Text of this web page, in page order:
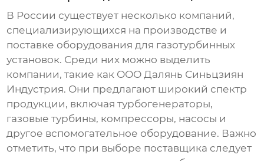
В России существует несколько компаний,
специализирующихся на производстве и
поставке оборудования для газотурбинных
установок. Среди них можно выделить
компании, такие как ООО Далянь Синьцзиян
Индустрия. Они предлагают широкий спектр
продукции, включая турбогенераторы,
газовые турбины, компрессоры, насосы и
другое вспомогательное оборудование. Важно
отметить, что при выборе поставщика следует